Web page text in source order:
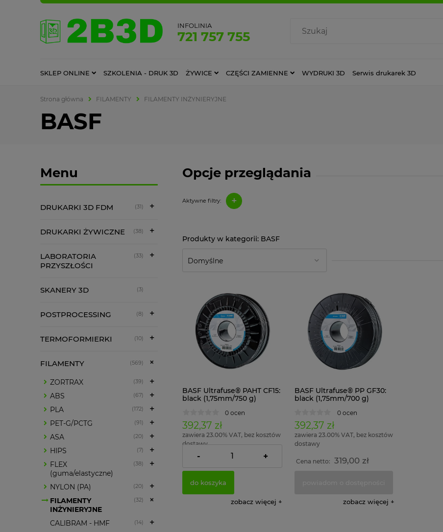
INFOLINIA
721 757 755
SKLEP ONLINE SZKOLENIA - DRUK 3D ŻYWICE CZĘŚCI ZAMIENNE WYDRUKI 3D Serwis drukarek 3D
Strona główna FILAMENTY FILAMENTY INŻYNIERYJNE
BASF
Menu
DRUKARKI 3D FDM (31)
DRUKARKI ŻYWICZNE (38)
LABORATORIA
PRZYSZŁOŚCI
(33)
SKANERY 3D (3)
POSTPROCESSING (8)
TERMOFORMIERKI (10)
FILAMENTY (569)
ZORTRAX (39)
ABS (67)
PLA (172)
PET-G/PCTG (91)
ASA (20)
HIPS (7)
FLEX
(guma/elastyczne)
(38)
NYLON (PA) (20)
FILAMENTY
INŻYNIERYJNE
(32)
CALIBRAM - HMF (14)
Opcje przeglądania
Aktywne filtry: +
BASF
BASF Ultrafuse® PAHT CF15:
black (1,75mm/750 g)
0 ocen
392,37 zł
zawiera 23.00% VAT, bez kosztów
dostawy
319,00 zł
- +
do koszyka
zobacz więcej
BASF Ultrafuse® PP GF30:
black (1,75mm/700 g)
0 ocen
392,37 zł
zawiera 23.00% VAT, bez kosztów
dostawy
Cena netto: 319,00 zł
zobacz więcej